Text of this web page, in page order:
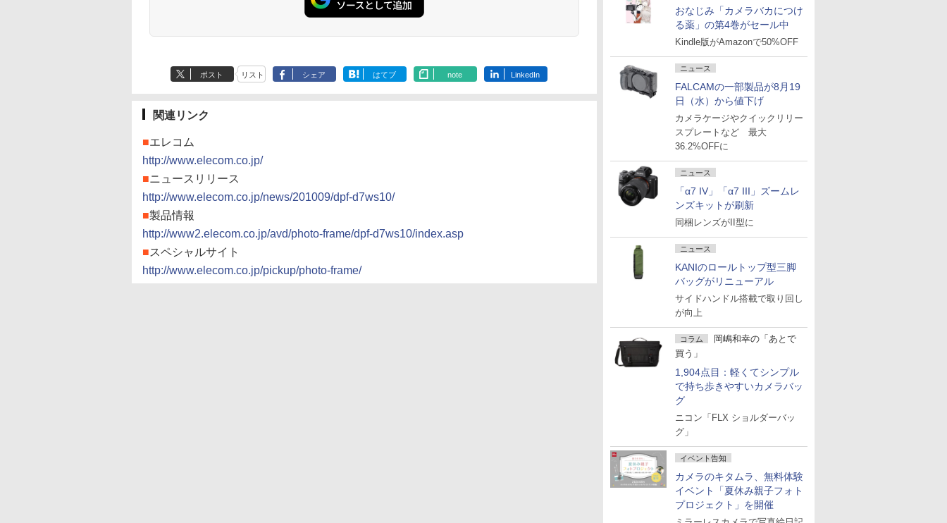
おなじみ「カメラバカにつけ
る薬」の第4巻がセール中
Kindle版がAmazonで50%OFF
ニュース
FALCAMの一部製品が8月19
日（水）から値下げ
カメラケージやクイックリリー
スプレートなど 最大
36.2%OFFに
ニュース
「α7 IV」「α7 III」ズームレ
ンズキットが刷新
同梱レンズがII型に
ニュース
KANIのロールトップ型三脚
バッグがリニューアル
サイドハンドル搭載で取り回し
が向上
コラム
岡嶋和幸の「あとで
買う」
1,904点目：軽くてシンプル
で持ち歩きやすいカメラバッ
グ
ニコン「FLX ショルダーバッ
グ」
イベント告知
カメラのキタムラ、無料体験
イベント「夏休み親子フォト
プロジェクト」を開催
ポスト リスト シェア はてブ note LinkedIn
関連リンク
■エレコム
http://www.elecom.co.jp/
■ニュースリリース
http://www.elecom.co.jp/news/201009/dpf-d7ws10/
■製品情報
http://www2.elecom.co.jp/avd/photo-frame/dpf-d7ws10/index.asp
■スペシャルサイト
http://www.elecom.co.jp/pickup/photo-frame/